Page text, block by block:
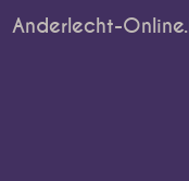
Anderlecht-